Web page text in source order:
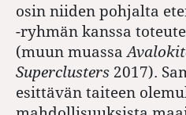
osin niiden pohjalta
-ryhmän kanssa
(muun muassa
Superclusters 2017).
esittävän taiteen